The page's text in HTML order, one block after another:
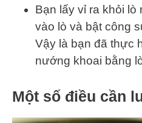
Bạn lấy vỉ ra khỏi lò
vào lò và bật công
Vậy là bạn đã thực
nướng khoai bằng
Một số điều cần